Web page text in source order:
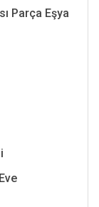
Parça Eşya